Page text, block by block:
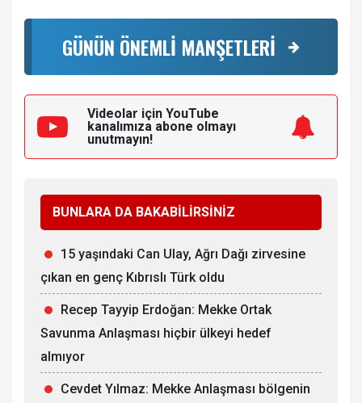
GÜNÜN ÖNEMLİ MANŞETLERİ
Videolar için YouTube
kanalımıza abone olmayı
unutmayın!
BUNLARA DA BAKABİLİRSİNİZ
15 yaşındaki Can Ulay, Ağrı Dağı zirvesine
çıkan en genç Kıbrıslı Türk oldu
Recep Tayyip Erdoğan: Mekke Ortak
Savunma Anlaşması hiçbir ülkeyi hedef
almıyor
Cevdet Yılmaz: Mekke Anlaşması bölgenin